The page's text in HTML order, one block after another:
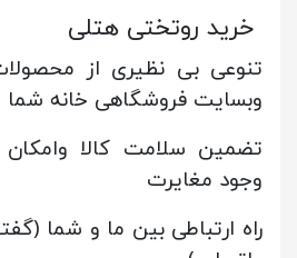
خرید روتختی هتلی
تنوعی بی نظیری از
وبسایت فروشگاهی خانه
تضمین سلامت کالا
وجود مغایرت
راه ارتباطی بین ما و شما